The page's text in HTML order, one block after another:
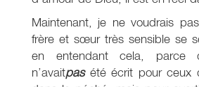
Maintenant, je ne voudrais
frère et sœur très sensible se
en entendant cela, parce
n’avaitpasété écrit pour ceux